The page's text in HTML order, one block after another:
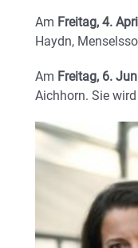
Am Freitag, 4.
Haydn,
Am Freitag, 6.
Aichhorn. Sie